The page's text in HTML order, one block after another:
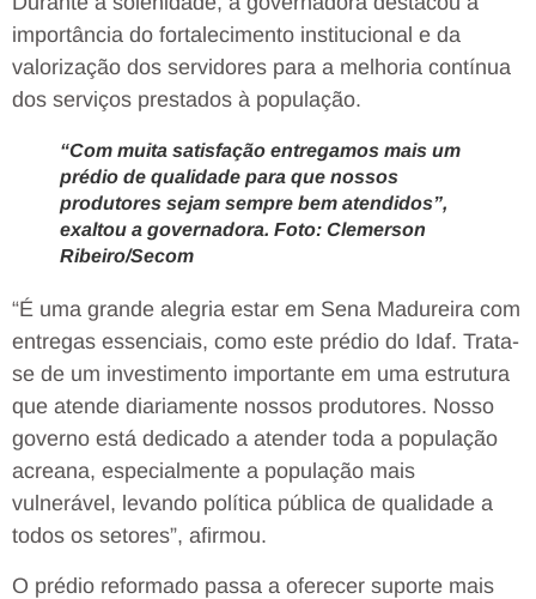
importância do fortalecimento institucional e da
valorização dos servidores para a melhoria contínua
dos serviços prestados à população.
“Com muita satisfação entregamos mais um
prédio de qualidade para que nossos
produtores sejam sempre bem atendidos”,
exaltou a governadora. Foto: Clemerson
Ribeiro/Secom
“É uma grande alegria estar em Sena Madureira com
entregas essenciais, como este prédio do Idaf. Trata-
se de um investimento importante em uma estrutura
que atende diariamente nossos produtores. Nosso
governo está dedicado a atender toda a população
acreana, especialmente a população mais
vulnerável, levando política pública de qualidade a
todos os setores”, afirmou.
O prédio reformado passa a oferecer suporte mais